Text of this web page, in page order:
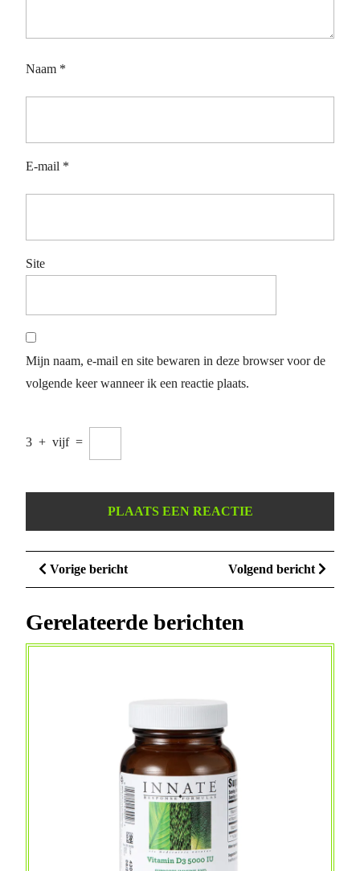
Naam *
E-mail *
Site
Mijn naam, e-mail en site bewaren in deze browser voor de
volgende keer wanneer ik een reactie plaats.
3 + vijf =
Berichtnavigatie
Vorige berichtVorige
bericht
Volgend bericht
bericht
Gerelateerde berichten